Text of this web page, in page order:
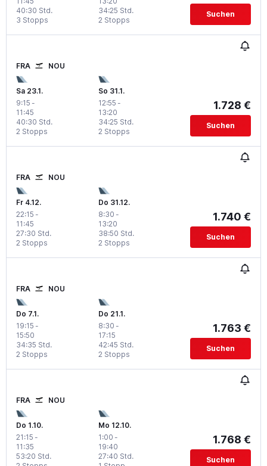
3 Stopps
40:30 Std.
2 Stopps
34:25 Std. Suchen
FRA NOU
Sa 23.1.
9:15 -
11:45
2 Stopps
40:30 Std.
So 31.1.
12:55 -
13:20
2 Stopps
34:25 Std.
1.728 €
Suchen
FRA NOU
Fr 4.12.
22:15 -
11:45
2 Stopps
27:30 Std.
Do 31.12.
8:30 -
13:20
2 Stopps
38:50 Std.
1.740 €
Suchen
FRA NOU
Do 7.1.
19:15 -
15:50
2 Stopps
34:35 Std.
Do 21.1.
8:30 -
17:15
2 Stopps
42:45 Std.
1.763 €
Suchen
FRA NOU
Do 1.10.
21:15 -
11:35
53:20 Std.
Mo 12.10.
1:00 -
19:40
27:40 Std.
1.768 €
Suchen